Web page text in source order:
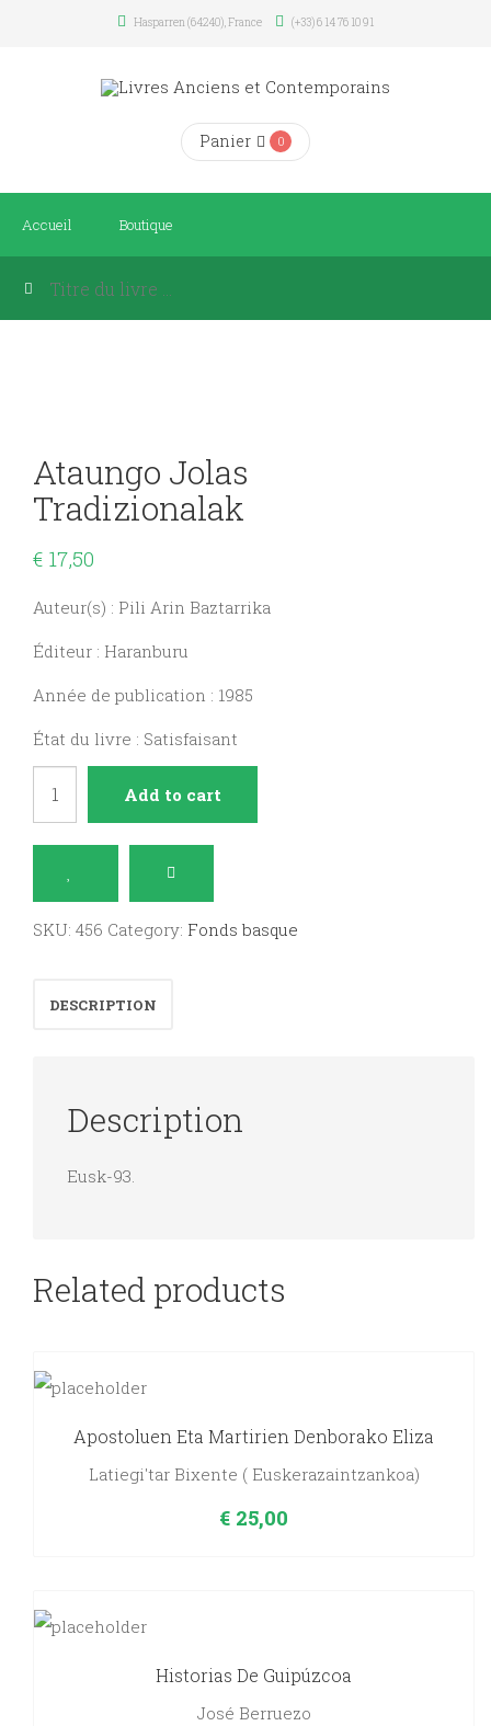
Hasparren (64240), France (+33) 6 14 76 10 91
Panier 0
Accueil Boutique
Ataungo Jolas
Tradizionalak
€ 17,50
Auteur(s) : Pili Arin Baztarrika
Éditeur : Haranburu
Année de publication : 1985
État du livre : Satisfaisant
tradizionalak
quantity
Add to cart
SKU: 456 Category: Fonds basque
DESCRIPTION
Description
Eusk-93.
Related products
Apostoluen Eta Martirien Denborako Eliza
Latiegi'tar Bixente ( Euskerazaintzankoa)
€ 25,00
Historias De Guipúzcoa
José Berruezo